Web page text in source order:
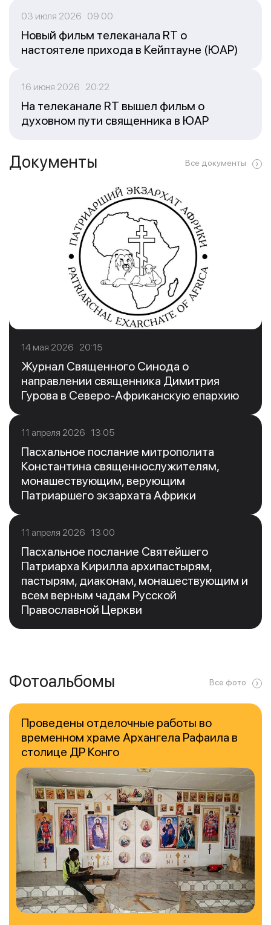
03 июля 2026 09:00
Новый фильм телеканала RT о
настоятеле прихода в Кейптауне (ЮАР)
16 июня 2026 20:22
На телеканале RT вышел фильм о
духовном пути священника в ЮАР
Документы Все документы
14 мая 2026 20:15
Журнал Священного Синода о
направлении священника Димитрия
Гурова в Северо-Африканскую епархию
11 апреля 2026 13:05
Пасхальное послание митрополита
Константина священнослужителям,
монашествующим, верующим
Патриаршего экзархата Африки
11 апреля 2026 13:00
Пасхальное послание Святейшего
Патриарха Кирилла архипастырям,
пастырям, диаконам, монашествующим и
всем верным чадам Русской
Православной Церкви
Фотоальбомы Все фото
Проведены отделочные работы во
временном храме Архангела Рафаила в
столице ДР Конго